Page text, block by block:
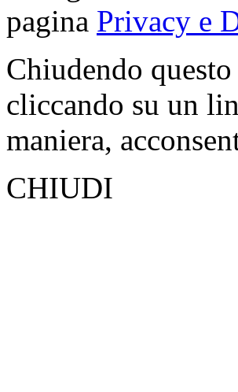
pagina Privacy e
Chiudendo
cliccando su un
maniera,
CHIUDI